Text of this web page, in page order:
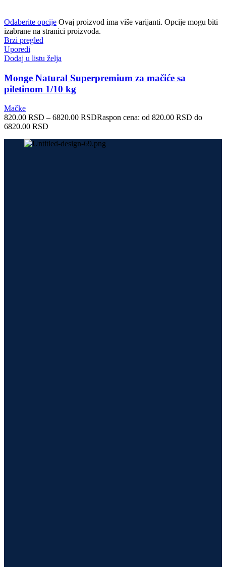
Odaberite opcije Ovaj proizvod ima više varijanti. Opcije mogu biti
izabrane na stranici proizvoda.
Brzi pregled
Uporedi
Dodaj u listu želja
Monge Natural Superpremium za mačiće sa
piletinom 1/10 kg
Mačke
820.00 RSD – 6820.00 RSDRaspon cena: od 820.00 RSD do
6820.00 RSD